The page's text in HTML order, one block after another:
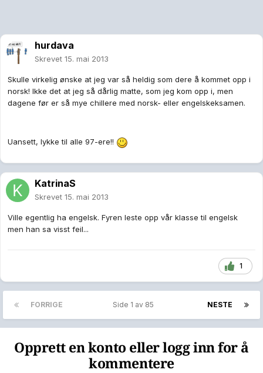
hurdava
Skrevet 15. mai 2013
Skulle virkelig ønske at jeg var så heldig som dere å kommet opp i
norsk! Ikke det at jeg så dårlig matte, som jeg kom opp i, men
dagene før er så mye chillere med norsk- eller engelskeksamen.
Uansett, lykke til alle 97-ere!!
KatrinaS
Skrevet 15. mai 2013
Ville egentlig ha engelsk. Fyren leste opp vår klasse til engelsk
men han sa visst feil...
1
FORRIGE NESTE
Side 1 av 85
Opprett en konto eller logg inn for å
kommentere